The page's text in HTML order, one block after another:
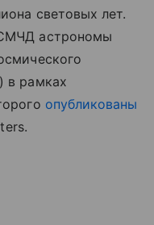
световых лет.
астрономы
в рамках
опубликованы